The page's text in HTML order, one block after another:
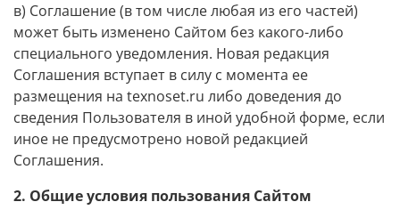
в) Соглашение (в том числе любая из его частей)
может быть изменено Сайтом без какого-либо
специального уведомления. Новая редакция
Соглашения вступает в силу с момента ее
размещения на texnoset.ru либо доведения до
сведения Пользователя в иной удобной форме, если
иное не предусмотрено новой редакцией
Соглашения.
2. Общие условия пользования Сайтом